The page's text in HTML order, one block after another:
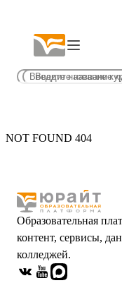
NOT FOUND 404
Образовательная
контент, сервисы,
колледжей.